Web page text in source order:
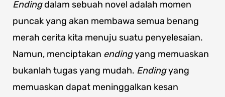
Endingdalam sebuah novel adalah momen
puncak yang akan membawa semua benang
merah cerita kita menuju suatu penyelesaian.
Namun, menciptakan endingyang memuaskan
bukanlah tugas yang mudah. Endingyang
memuaskan dapat meninggalkan kesan